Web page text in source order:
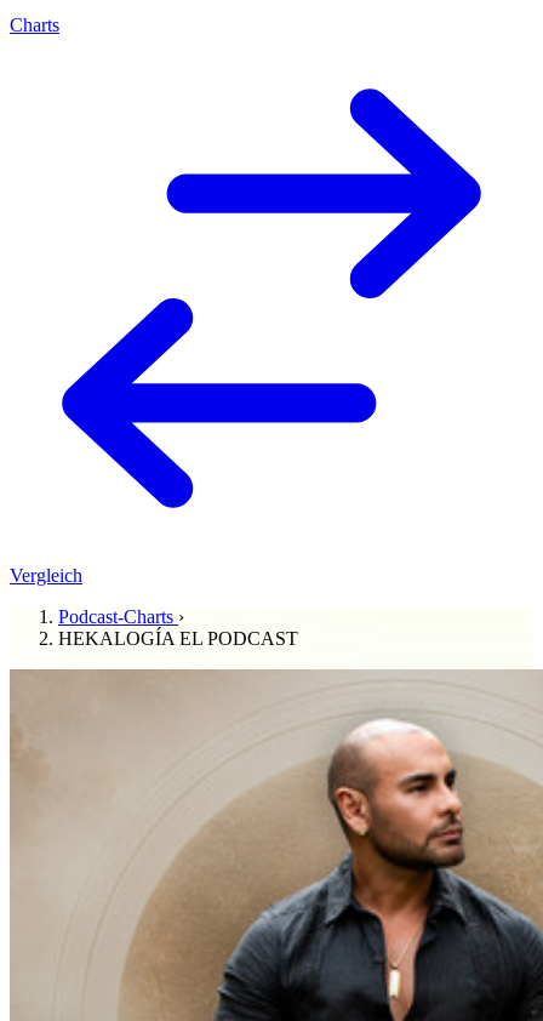
Charts
Vergleich
Podcast-Charts ›
HEKALOGÍA EL PODCAST